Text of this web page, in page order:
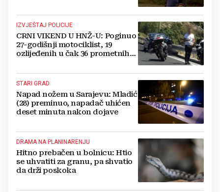
IZVJEŠTAJ POLICIJE
CRNI VIKEND U HNŽ-U: Poginuo
27-godišnji motociklist, 19
ozlijeđenih u čak 36 prometnih
STARI GRAD
Napad nožem u Sarajevu: Mladić
(28) preminuo, napadač uhićen
deset minuta nakon dojave
DRAMA NA PLANINARENJU
Hitno prebačen u bolnicu: Htio
se uhvatiti za granu, pa shvatio
da drži poskoka